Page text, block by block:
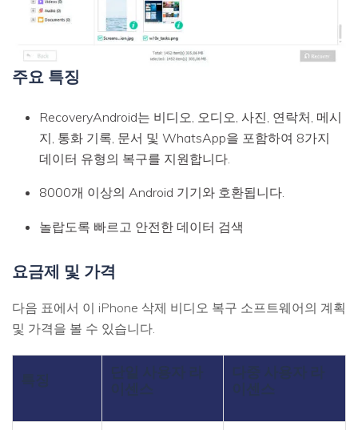
주요 특징
RecoveryAndroid는 비디오, 오디오, 사진, 연락처, 메시
지, 통화 기록, 문서 및 WhatsApp을 포함하여 8가지
데이터 유형의 복구를 지원합니다.
8000개 이상의 Android 기기와 호환됩니다.
놀랍도록 빠르고 안전한 데이터 검색
요금제 및 가격
다음 표에서 이 iPhone 삭제 비디오 복구 소프트웨어의 계획
및 가격을 볼 수 있습니다.
특징
단일 사용자 라
이센스
다중 사용자 라
이센스